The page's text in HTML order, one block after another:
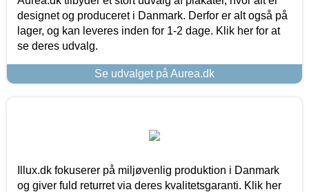
designet og produceret i Danmark. Derfor er alt også på
lager, og kan leveres inden for 1-2 dage. Klik her for at
se deres udvalg.
Se udvalget på Aurea.dk
Illux.dk fokuserer på miljøvenlig produktion i Danmark
og giver fuld returret via deres kvalitetsgaranti. Klik her